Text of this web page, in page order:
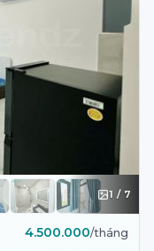
1 / 7
4.500.000/tháng